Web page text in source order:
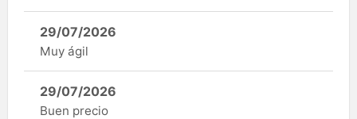
29/07/2026
Muy ágil
29/07/2026
Buen precio